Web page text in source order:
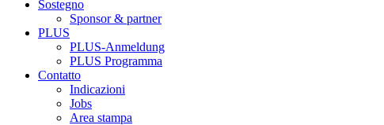
Sostegno
Sponsor & partner
PLUS
PLUS-Anmeldung
PLUS Programma
Contatto
Indicazioni
Jobs
Area stampa